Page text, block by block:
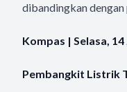
dibandingkan dengan
Kompas | Selasa, 14
Pembangkit Listrik